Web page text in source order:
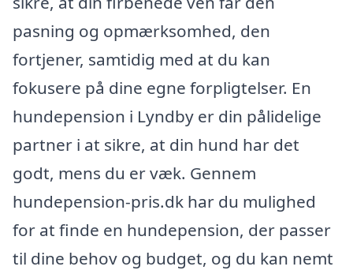
pasning og opmærksomhed, den
fortjener, samtidig med at du kan
fokusere på dine egne forpligtelser. En
hundepension i Lyndby er din pålidelige
partner i at sikre, at din hund har det
godt, mens du er væk. Gennem
hundepension-pris.dk har du mulighed
for at finde en hundepension, der passer
til dine behov og budget, og du kan nemt